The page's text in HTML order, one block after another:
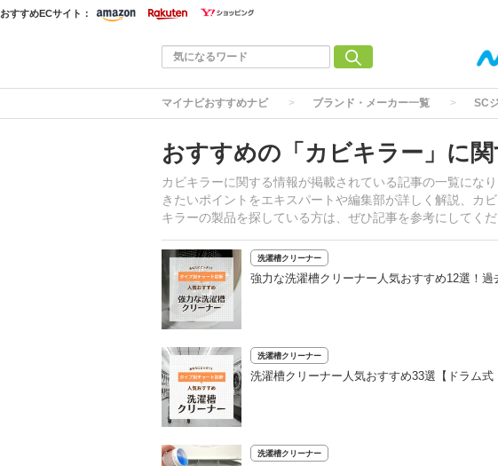
おすすめECサイト：
マイナビおすすめナビ ブランド・メーカー一覧 SC
おすすめの「カビキラー」に
カビキラーに関する情報が掲載されている記事の一覧にな
きたいポイントをエキスパートや編集部が詳しく解説、カ
キラーの製品を探している方は、ぜひ記事を参考にしてくだ
洗濯槽クリーナー
強力な洗濯槽クリーナー人気おすすめ12選！過
洗濯槽クリーナー
洗濯槽クリーナー人気おすすめ33選【ドラム
洗濯槽クリーナー